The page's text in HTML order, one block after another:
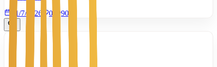
21/7/2026
0 900